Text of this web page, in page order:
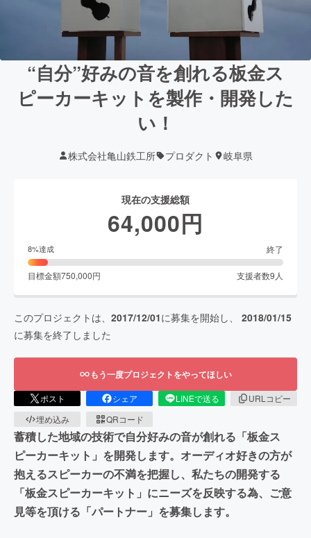
“自分”好みの音を創れる板金ス
ピーカーキットを製作・開発した
い！
株式会社亀山鉄工所 プロダクト 岐阜県
現在の支援総額
64,000円
8%達成 終了
目標金額750,000円 支援者数9 人
このプロジェクトは、 2017/12/01に募集を開始し、 2018/01/15
に募集を終了しました
もう一度プロジェクトをやってほしい
ポスト シェア LINEで送る
URLコピー
埋め込み
QRコード
蓄積した地域の技術で自分好みの音が創れる「板金ス
ピーカーキット」を開発します。オーディオ好きの方が
抱えるスピーカーの不満を把握し、私たちの開発する
「板金スピーカーキット」にニーズを反映する為、ご意
見等を頂ける「パートナー」を募集します。